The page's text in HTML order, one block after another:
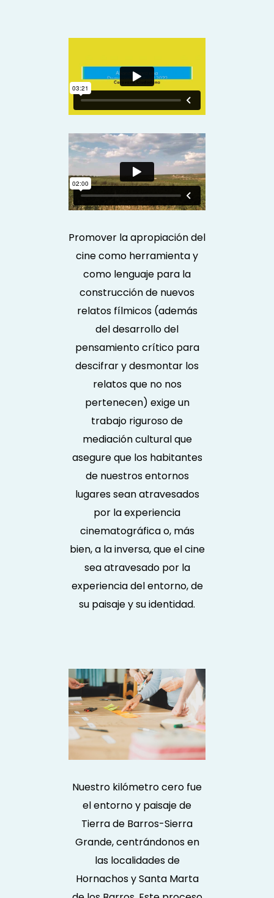
Promover la apropiación del
cine como herramienta y
como lenguaje para la
construcción de nuevos
relatos fílmicos (además
del desarrollo del
pensamiento crítico para
descifrar y desmontar los
relatos que no nos
pertenecen) exige un
trabajo riguroso de
mediación cultural que
asegure que los habitantes
de nuestros entornos
lugares sean atravesados
por la experiencia
cinematográfica o, más
bien, a la inversa, que el cine
sea atravesado por la
experiencia del entorno, de
su paisaje y su identidad.
Nuestro kilómetro cero fue
el entorno y paisaje de
Tierra de Barros-Sierra
Grande, centrándonos en
las localidades de
Hornachos y Santa Marta